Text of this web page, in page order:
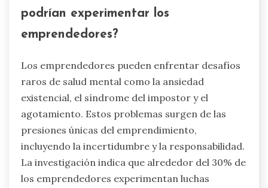
podrían experimentar los
emprendedores?
Los emprendedores pueden enfrentar desafíos
raros de salud mental como la ansiedad
existencial, el síndrome del impostor y el
agotamiento. Estos problemas surgen de las
presiones únicas del emprendimiento,
incluyendo la incertidumbre y la responsabilidad.
La investigación indica que alrededor del 30% de
los emprendedores experimentan luchas